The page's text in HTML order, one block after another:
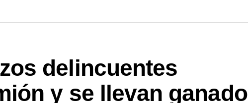
delincuentes
y se llevan ganado